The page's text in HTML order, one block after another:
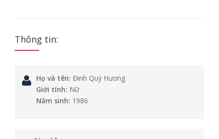
Thông tin:
Họ và tên: Đinh Quý Hương
Giới tính: Nữ
Năm sinh: 1986